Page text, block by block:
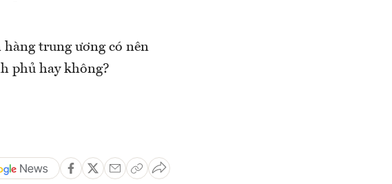
hàng trung ương có nên
phủ hay không?